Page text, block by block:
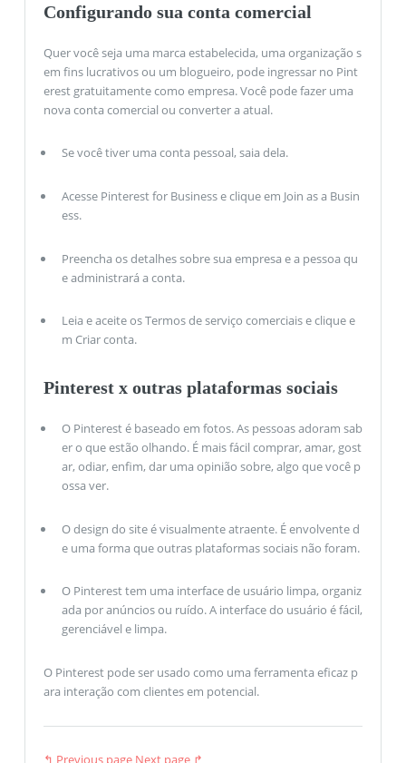
Configurando sua conta comercial
Quer você seja uma marca estabelecida, uma organização s
em fins lucrativos ou um blogueiro, pode ingressar no Pint
erest gratuitamente como empresa. Você pode fazer uma
nova conta comercial ou converter a atual.
Se você tiver uma conta pessoal, saia dela.
Acesse Pinterest for Business e clique em Join as a Busin
ess.
Preencha os detalhes sobre sua empresa e a pessoa qu
e administrará a conta.
Leia e aceite os Termos de serviço comerciais e clique e
m Criar conta.
Pinterest x outras plataformas sociais
O Pinterest é baseado em fotos. As pessoas adoram sab
er o que estão olhando. É mais fácil comprar, amar, gost
ar, odiar, enfim, dar uma opinião sobre, algo que você p
ossa ver.
O design do site é visualmente atraente. É envolvente d
e uma forma que outras plataformas sociais não foram.
O Pinterest tem uma interface de usuário limpa, organiz
ada por anúncios ou ruído. A interface do usuário é fácil,
gerenciável e limpa.
O Pinterest pode ser usado como uma ferramenta eficaz p
ara interação com clientes em potencial.
↰ Previous page Next page ↱